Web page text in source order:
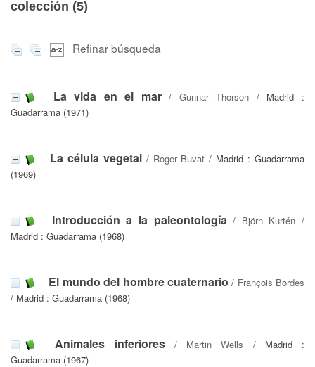
colección (5)
Refinar búsqueda
La vida en el mar/ Gunnar Thorson / Madrid :
Guadarrama (1971)
La célula vegetal/ Roger Buvat / Madrid : Guadarrama
(1969)
Introducción a la paleontología/ Björn Kurtén /
Madrid : Guadarrama (1968)
El mundo del hombre cuaternario / François Bordes
/ Madrid : Guadarrama (1968)
Animales inferiores/ Martin Wells / Madrid :
Guadarrama (1967)